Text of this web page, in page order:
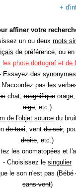
+
affiner votre
un ou deux mots
de préférence, ou en
les phote dortografet de
Essayez des synonymes
N'accordez pas les
chat,magnifique
aigu, etc.)
de l'objet source du
de taxi, ventdu soir,
droite, etc.)
les onomatopées et
- Choisissez le singulier
le son n'est pas (Bébé
sans vent)